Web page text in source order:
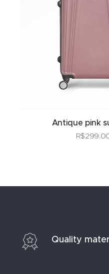
Antique pink
R$
Quality